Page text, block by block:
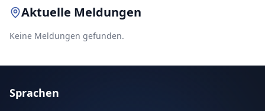
Aktuelle Meldungen
Keine Meldungen gefunden.
Sprachen